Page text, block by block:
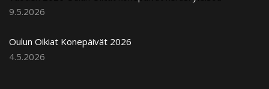
9.5.2026
Oulun Oikiat Konepäivät 2026
4.5.2026